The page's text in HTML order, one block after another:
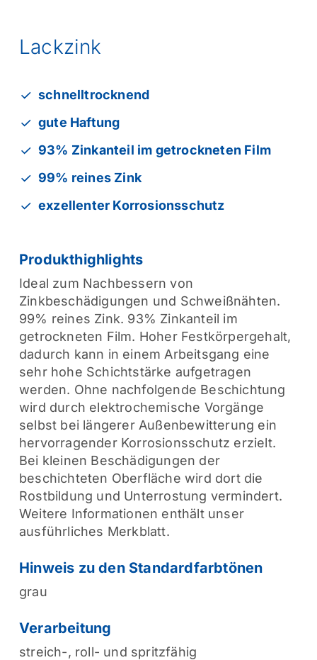
Lackzink
schnelltrocknend
gute Haftung
93% Zinkanteil im getrockneten Film
99% reines Zink
exzellenter Korrosionsschutz
Produkthighlights
Ideal zum Nachbessern von
Zinkbeschädigungen und Schweißnähten.
99% reines Zink. 93% Zinkanteil im
getrockneten Film. Hoher Festkörpergehalt,
dadurch kann in einem Arbeitsgang eine
sehr hohe Schichtstärke aufgetragen
werden. Ohne nachfolgende Beschichtung
wird durch elektrochemische Vorgänge
selbst bei längerer Außenbewitterung ein
hervorragender Korrosionsschutz erzielt.
Bei kleinen Beschädigungen der
beschichteten Oberfläche wird dort die
Rostbildung und Unterrostung vermindert.
Weitere Informationen enthält unser
ausführliches Merkblatt.
Hinweis zu den Standardfarbtönen
grau
Verarbeitung
streich-, roll- und spritzfähig